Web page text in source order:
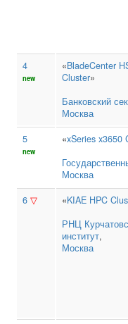
4
new
«BladeCenter
Cluster»
Банковский
Москва
5
new
«xSeries x3650
Москва
6 ▽ «KIAE HPC
РНЦ
институт,
Москва